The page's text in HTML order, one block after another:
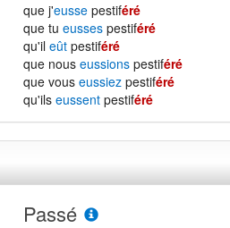
que j'eusse pestiféré
que tueusses pestiféré
qu'ileût pestiféré
que nouseussions pestiféré
que vouseussiez pestiféré
qu'ilseussent pestiféré
Passé